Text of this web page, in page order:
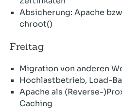
Absicherung: Apache
chroot()
Freitag
Migration von anderen
Hochlastbetrieb, Load-
Apache als (Reverse-
Caching